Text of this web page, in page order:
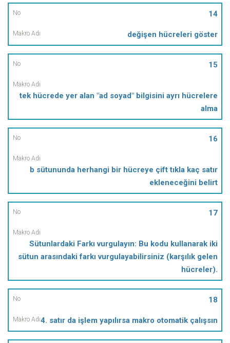
14
değişen hücreleri göster
15
tek hücrede yer alan "ad soyad" bilgisini ayrı hücrelere
alma
16
b sütununda herhangi bir hücreye çift tıkla kaç satır
ekleneceğini belirt
17
Sütunlardaki Farkı vurgulayın: Bu kodu kullanarak iki
sütun arasındaki farkı vurgulayabilirsiniz (karşılık gelen
hücreler).
18
4. satır da işlem yapılırsa makro otomatik çalışsın